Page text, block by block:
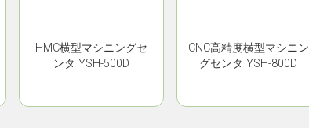
HMC横型マシニングセ
ンタ YSH-500D
CNC高精度横型マシニン
グセンタ YSH-800D